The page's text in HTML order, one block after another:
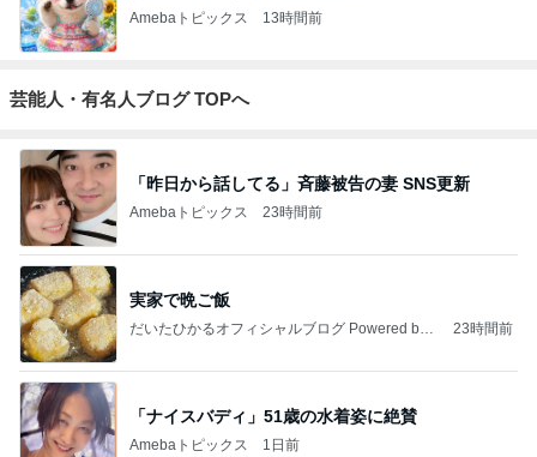
Amebaトピックス 13時間前
芸能人・有名人ブログ TOPへ
「昨日から話してる」斉藤被告の妻 SNS更新
Amebaトピックス 23時間前
実家で晩ご飯
だいたひかるオフィシャルブログ Powered by
23時間前
「ナイスバディ」51歳の水着姿に絶賛
Amebaトピックス 1日前